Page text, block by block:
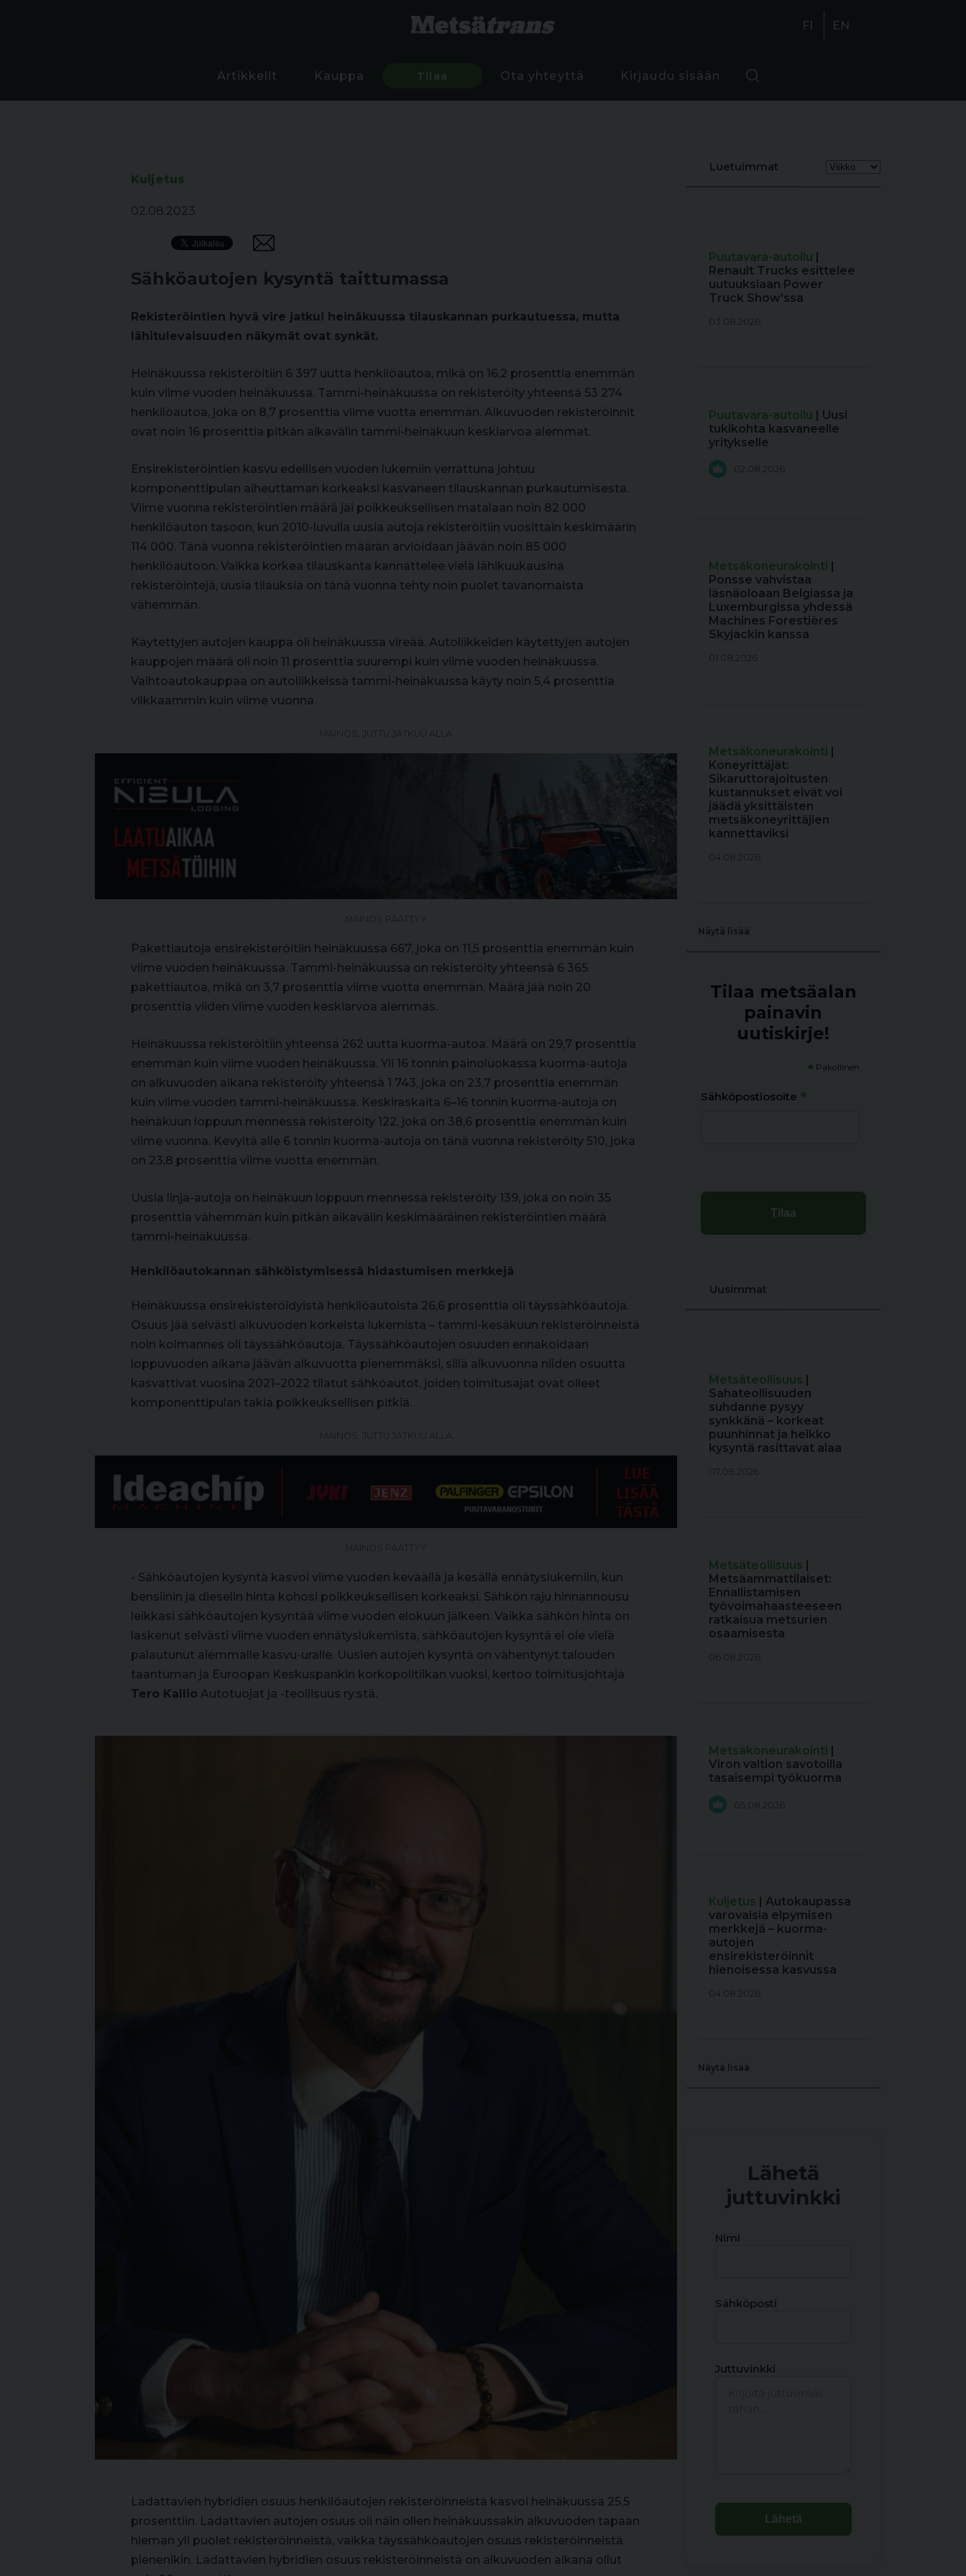
FI EN
Artikkelit Kauppa Tilaa Ota yhteyttä Kirjaudu sisään
Kuljetus
02.08.2023
Sähköautojen kysyntä taittumassa
Rekisteröintien hyvä vire jatkui heinäkuussa tilauskannan purkautuessa, mutta
lähitulevaisuuden näkymät ovat synkät.
Heinäkuussa rekisteröitiin 6 397 uutta henkilöautoa, mikä on 16,2 prosenttia enemmän
kuin viime vuoden heinäkuussa. Tammi-heinäkuussa on rekisteröity yhteensä 53 274
henkilöautoa, joka on 8,7 prosenttia viime vuotta enemmän. Alkuvuoden rekisteröinnit
ovat noin 16 prosenttia pitkän aikavälin tammi-heinäkuun keskiarvoa alemmat.
Ensirekisteröintien kasvu edellisen vuoden lukemiin verrattuna johtuu
komponenttipulan aiheuttaman korkeaksi kasvaneen tilauskannan purkautumisesta.
Viime vuonna rekisteröintien määrä jäi poikkeuksellisen matalaan noin 82 000
henkilöauton tasoon, kun 2010-luvulla uusia autoja rekisteröitiin vuosittain keskimäärin
114 000. Tänä vuonna rekisteröintien määrän arvioidaan jäävän noin 85 000
henkilöautoon. Vaikka korkea tilauskanta kannattelee vielä lähikuukausina
rekisteröintejä, uusia tilauksia on tänä vuonna tehty noin puolet tavanomaista
vähemmän.
Käytettyjen autojen kauppa oli heinäkuussa vireää. Autoliikkeiden käytettyjen autojen
kauppojen määrä oli noin 11 prosenttia suurempi kuin viime vuoden heinäkuussa.
Vaihtoautokauppaa on autoliikkeissä tammi-heinäkuussa käyty noin 5,4 prosenttia
vilkkaammin kuin viime vuonna.
Pakettiautoja ensirekisteröitiin heinäkuussa 667, joka on 11,5 prosenttia enemmän kuin
viime vuoden heinäkuussa. Tammi-heinäkuussa on rekisteröity yhteensä 6 365
pakettiautoa, mikä on 3,7 prosenttia viime vuotta enemmän. Määrä jää noin 20
prosenttia viiden viime vuoden keskiarvoa alemmas.
Heinäkuussa rekisteröitiin yhteensä 262 uutta kuorma-autoa. Määrä on 29,7 prosenttia
enemmän kuin viime vuoden heinäkuussa. Yli 16 tonnin painoluokassa kuorma-autoja
on alkuvuoden aikana rekisteröity yhteensä 1 743, joka on 23,7 prosenttia enemmän
kuin viime vuoden tammi-heinäkuussa. Keskiraskaita 6–16 tonnin kuorma-autoja on
heinäkuun loppuun mennessä rekisteröity 122, joka on 38,6 prosenttia enemmän kuin
viime vuonna. Kevyitä alle 6 tonnin kuorma-autoja on tänä vuonna rekisteröity 510, joka
on 23,8 prosenttia viime vuotta enemmän.
Uusia linja-autoja on heinäkuun loppuun mennessä rekisteröity 139, joka on noin 35
prosenttia vähemmän kuin pitkän aikavälin keskimääräinen rekisteröintien määrä
tammi-heinäkuussa.
Henkilöautokannan sähköistymisessä hidastumisen merkkejä
Heinäkuussa ensirekisteröidyistä henkilöautoista 26,6 prosenttia oli täyssähköautoja.
Osuus jää selvästi alkuvuoden korkeista lukemista – tammi-kesäkuun rekisteröinneistä
noin kolmannes oli täyssähköautoja. Täyssähköautojen osuuden ennakoidaan
loppuvuoden aikana jäävän alkuvuotta pienemmäksi, sillä alkuvuonna niiden osuutta
kasvattivat vuosina 2021–2022 tilatut sähköautot, joiden toimitusajat ovat olleet
komponenttipulan takia poikkeuksellisen pitkiä.
- Sähköautojen kysyntä kasvoi viime vuoden keväällä ja kesällä ennätyslukemiin, kun
bensiinin ja dieselin hinta kohosi poikkeuksellisen korkeaksi. Sähkön raju hinnannousu
leikkasi sähköautojen kysyntää viime vuoden elokuun jälkeen. Vaikka sähkön hinta on
laskenut selvästi viime vuoden ennätyslukemista, sähköautojen kysyntä ei ole vielä
palautunut aiemmalle kasvu-uralle. Uusien autojen kysyntä on vähentynyt talouden
taantuman ja Euroopan Keskuspankin korkopolitiikan vuoksi, kertoo toimitusjohtaja
Tero Kallio Autotuojat ja -teollisuus ry:stä.
Ladattavien hybridien osuus henkilöautojen rekisteröinneistä kasvoi heinäkuussa 25,5
prosenttiin. Ladattavien autojen osuus oli näin ollen heinäkuussakin alkuvuoden tapaan
hieman yli puolet rekisteröinneistä, vaikka täyssähköautojen osuus rekisteröinneistä
pienenikin. Ladattavien hybridien osuus rekisteröinneistä on alkuvuoden aikana ollut
Luetuimmat
Puutavara-autoilu |
Renault Trucks esittelee
uutuuksiaan Power
Truck Show'ssa
03.08.2026
Puutavara-autoilu | Uusi
tukikohta kasvaneelle
yritykselle
02.08.2026
Metsäkoneurakointi |
Ponsse vahvistaa
läsnäoloaan Belgiassa ja
Luxemburgissa yhdessä
Machines Forestières
Skyjackin kanssa
01.08.2026
Metsäkoneurakointi |
Koneyrittäjät:
Sikaruttorajoitusten
kustannukset eivät voi
jäädä yksittäisten
metsäkoneyrittäjien
kannettaviksi
04.08.2026
Näytä lisää
Tilaa metsäalan
painavin
uutiskirje!
* Pakollinen
Sähköpostiosoite *
Uusimmat
Metsäteollisuus |
Sahateollisuuden
suhdanne pysyy
synkkänä – korkeat
puunhinnat ja heikko
kysyntä rasittavat alaa
07.08.2026
Metsäteollisuus |
Metsäammattilaiset:
Ennallistamisen
työvoimahaasteeseen
ratkaisua metsurien
osaamisesta
06.08.2026
Metsäkoneurakointi |
Viron valtion savotoilla
tasaisempi työkuorma
05.08.2026
Kuljetus | Autokaupassa
varovaisia elpymisen
merkkejä – kuorma-
autojen
ensirekisteröinnit
hienoisessa kasvussa
04.08.2026
Näytä lisää
Lähetä
juttuvinkki
Nimi
Sähköposti
Juttuvinkki
Lähetä